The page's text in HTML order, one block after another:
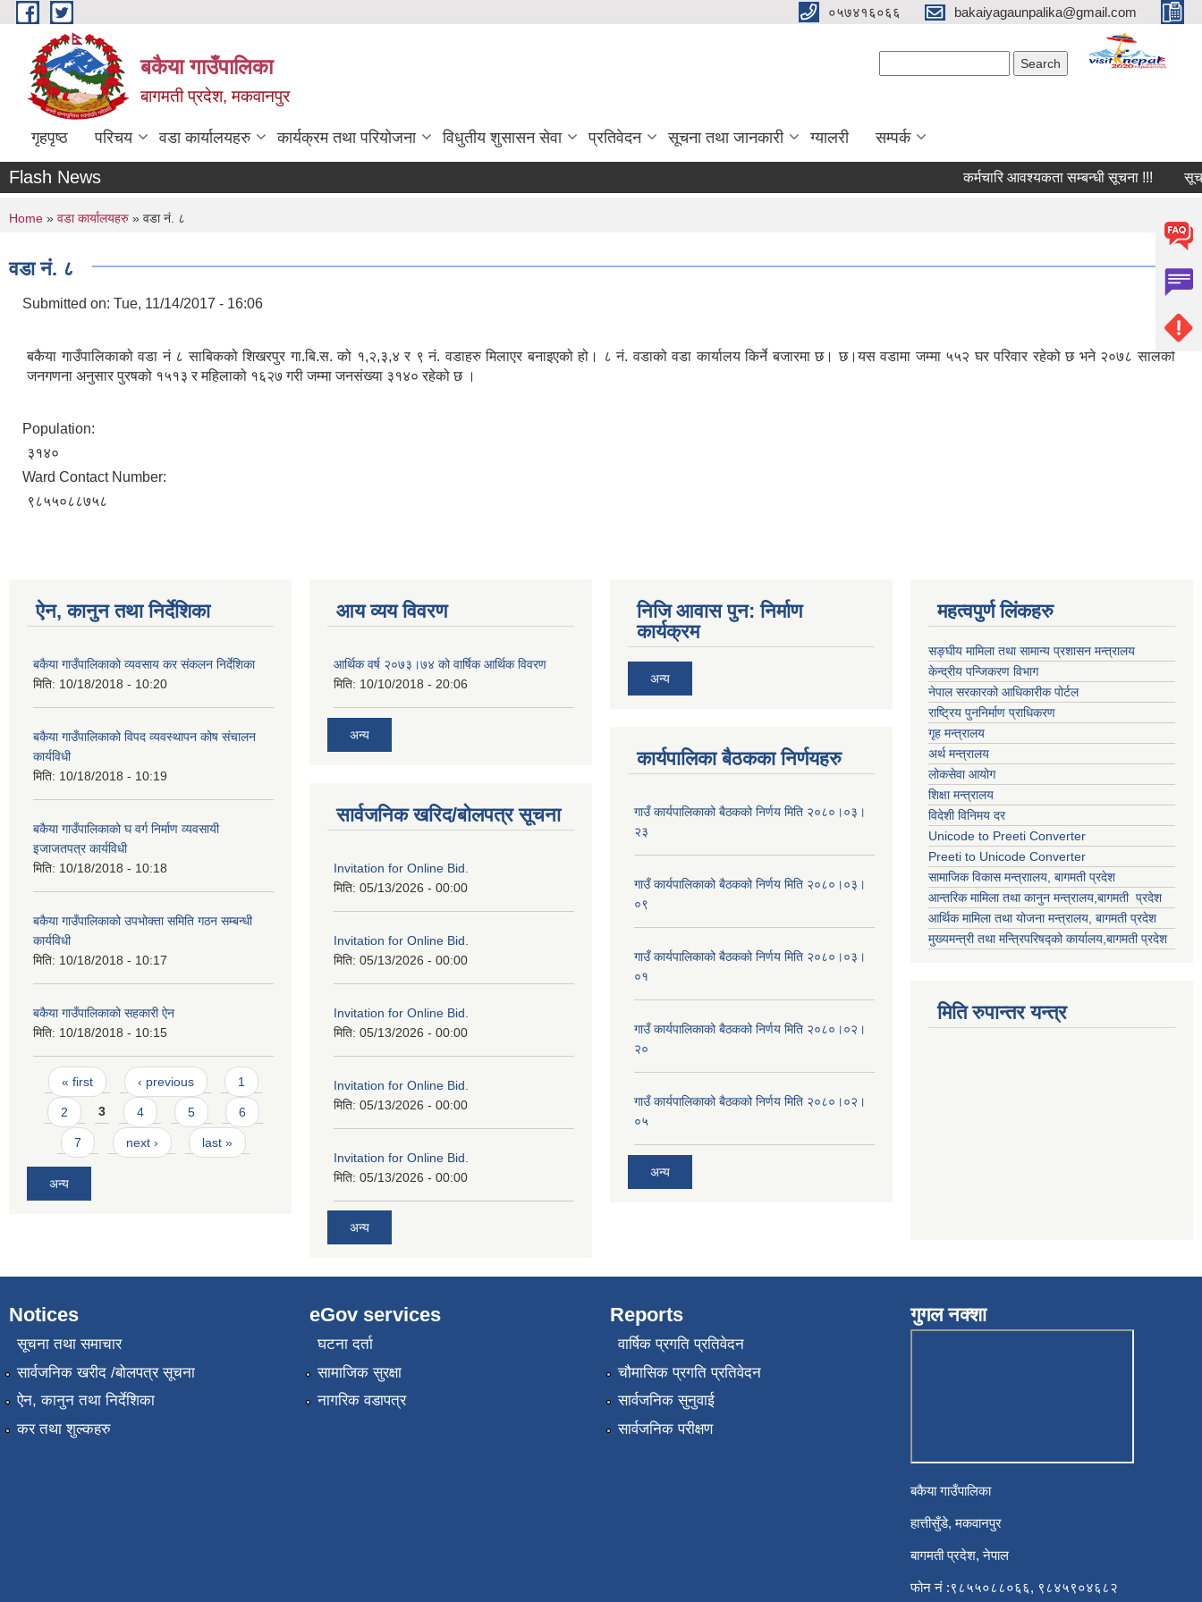
Skip to main content ०५७४१६०६६ bakaiyagaunpalika@gmail.com
बकैया गाउँपालिका
बागमती प्रदेश, मकवानपुर
गृहपृष्ठ परिचय वडा कार्यालयहरु कार्यक्रम तथा परियोजना विधुतीय शुसासन सेवा प्रतिवेदन सूचना तथा जानकारी ग्यालरी सम्पर्क
Flash News कर्मचारि आवश्यकता सम्बन्धी सूचना !!!
You are here
Home » वडा कार्यालयहरु » वडा नं. ८
वडा नं. ८
Submitted on: Tue, 11/14/2017 - 16:06
बकैया गाउँपालिकाको वडा नं ८ साबिकको शिखरपुर गा.बि.स. को १,२,३,४ र ९ नं. वडाहरु मिलाएर बनाइएको हो। ८ नं. वडाको वडा कार्यालय किर्ने बजारमा छ। छ।यस वडामा जम्मा ५५२ घर परिवार रहेको छ भने २०७८ सालको
जनगणना अनुसार पुरषको १५१३ र महिलाको १६२७ गरी जम्मा जनसंख्या ३१४० रहेको छ ।
Population:
३१४०
Ward Contact Number:
९८५५०८८७५८
ऐन, कानुन तथा निर्देशिका
बकैया गाउँपालिकाको व्यवसाय कर संकलन निर्देशिका
मिति: 10/18/2018 - 10:20
बकैया गाउँपालिकाको विपद व्यवस्थापन कोष संचालन
कार्यविधी
मिति: 10/18/2018 - 10:19
बकैया गाउँपालिकाको घ वर्ग निर्माण व्यवसायी
इजाजतपत्र कार्यविधी
मिति: 10/18/2018 - 10:18
बकैया गाउँपालिकाको उपभोक्ता समिति गठन सम्बन्धी
कार्यविधी
मिति: 10/18/2018 - 10:17
बकैया गाउँपालिकाको सहकारी ऐन
मिति: 10/18/2018 - 10:15
Pages
« first ‹ previous 1
2 3 4 5 6
7 next › last »
अन्य
आय व्यय विवरण
आर्थिक वर्ष २०७३।७४ को वार्षिक आर्थिक विवरण
मिति: 10/10/2018 - 20:06
अन्य
सार्वजनिक खरिद/बोलपत्र सूचना
Invitation for Online Bid.
मिति: 05/13/2026 - 00:00
Invitation for Online Bid.
मिति: 05/13/2026 - 00:00
Invitation for Online Bid.
मिति: 05/13/2026 - 00:00
Invitation for Online Bid.
मिति: 05/13/2026 - 00:00
Invitation for Online Bid.
मिति: 05/13/2026 - 00:00
अन्य
निजि आवास पुन: निर्माण
कार्यक्रम
अन्य
कार्यपालिका बैठकका निर्णयहरु
गाउँ कार्यपालिकाको बैठकको निर्णय मिति २०८०।०३।
२३
गाउँ कार्यपालिकाको बैठकको निर्णय मिति २०८०।०३।
०९
गाउँ कार्यपालिकाको बैठकको निर्णय मिति २०८०।०३।
०१
गाउँ कार्यपालिकाको बैठकको निर्णय मिति २०८०।०२।
२०
गाउँ कार्यपालिकाको बैठकको निर्णय मिति २०८०।०२।
०५
अन्य
महत्वपुर्ण लिंकहरु
सङ्घीय मामिला तथा सामान्य प्रशासन मन्त्रालय
केन्द्रीय पन्जिकरण विभाग
नेपाल सरकारको आधिकारीक पोर्टल
राष्ट्रिय पुननिर्माण प्राधिकरण
गृह मन्त्रालय
अर्थ मन्त्रालय
लोकसेवा आयोग
शिक्षा मन्त्रालय
विदेशी विनिमय दर
Unicode to Preeti Converter
Preeti to Unicode Converter
सामाजिक विकास मन्त्राालय, बागमती प्रदेश
आन्तरिक मामिला तथा कानुन मन्त्रालय,बागमती प्रदेश
आर्थिक मामिला तथा योजना मन्त्रालय, बागमती प्रदेश
मुख्यमन्त्री तथा मन्त्रिपरिषद्को कार्यालय,बागमती प्रदेश
मिति रुपान्तर यन्त्र
Notices
सूचना तथा समाचार
सार्वजनिक खरीद /बोलपत्र सूचना
ऐन, कानुन तथा निर्देशिका
कर तथा शुल्कहरु
eGov services
घटना दर्ता
सामाजिक सुरक्षा
नागरिक वडापत्र
Reports
वार्षिक प्रगति प्रतिवेदन
चौमासिक प्रगति प्रतिवेदन
सार्वजनिक सुनुवाई
सार्वजनिक परीक्षण
गुगल नक्शा
बकैया गाउँपालिका
हात्तीसुँडे, मकवानपुर
बागमती प्रदेश, नेपाल
फोन नं :९८५५०८८०६६, ९८४५९०४६८२